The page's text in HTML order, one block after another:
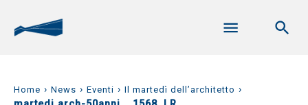
Home › News › Eventi › Il martedì dell’architetto ›